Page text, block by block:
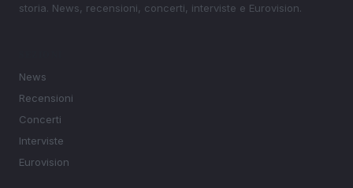
storia. News, recensioni, concerti, interviste e Eurovision.
News
Recensioni
Concerti
Interviste
Eurovision